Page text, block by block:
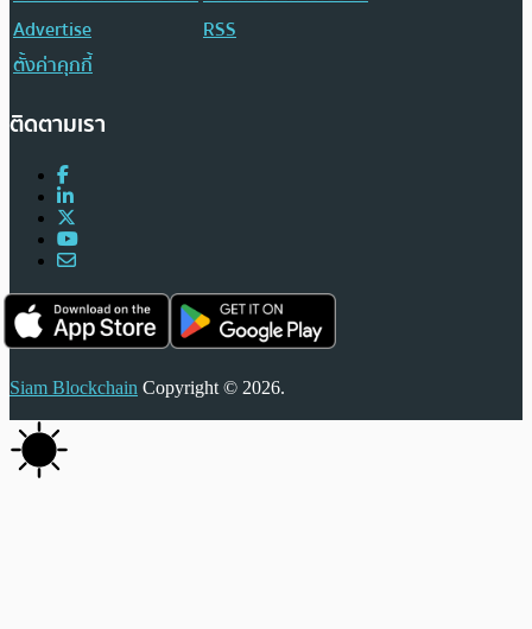
Advertise
RSS
ตั้งค่าคุกกี้
ติดตามเรา
Siam Blockchain Copyright © 2026.